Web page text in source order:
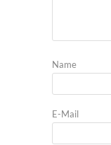
Name
E-Mail